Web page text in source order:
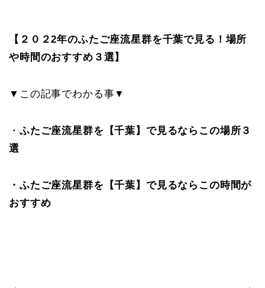
【２０２2年のふたご座流星群を千葉で見る！場所
や時間のおすすめ３選】
▼この記事でわかる事▼
・ ふたご座流星群を【千葉】で見るならこの場所３
選
・ふたご座流星群を【千葉】で見るならこの時間が
おすすめ